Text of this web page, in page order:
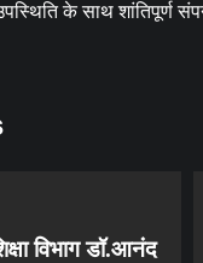
के साथ शांतिपूर्ण
विभाग डॉ.आनंद